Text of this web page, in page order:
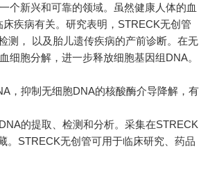
个新兴和可靠的领域。虽然健康人体的血
疾病有关。研究表明，STRECK无创管
测， 以及胎儿遗传疾病的产前诊断。在无
胞分解，进一步释放细胞基因组DNA。
，抑制无细胞DNA的核酸酶介导降解，有
的提取、检测和分析。采集在STRECK
STRECK无创管可用于临床研究、药品